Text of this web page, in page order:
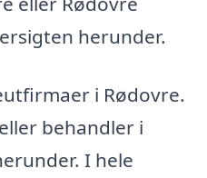
herunder.
i Rødovre.
behandler i
I hele